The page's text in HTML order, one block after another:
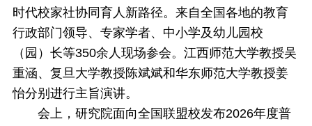
时代校家社协同育人新路径。来自全国各地的教育
行政部门领导、专家学者、中小学及幼儿园校
（园）长等350余人现场参会。江西师范大学教授吴
重涵、复旦大学教授陈斌斌和华东师范大学教授姜
怡分别进行主旨演讲。
会上，研究院面向全国联盟校发布2026年度普